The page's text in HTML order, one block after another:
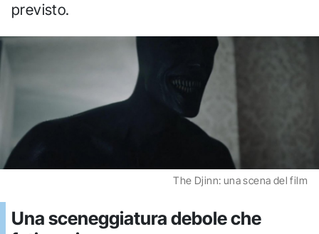
previsto.
The Djinn: una scena del film
Una sceneggiatura debole che